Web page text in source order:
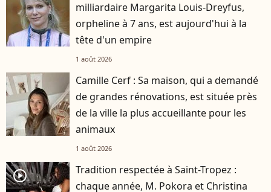
milliardaire Margarita Louis-Dreyfus,
orpheline à 7 ans, est aujourd'hui à la
tête d'un empire
1 août 2026
Camille Cerf : Sa maison, qui a demandé
de grandes rénovations, est située près
de la ville la plus accueillante pour les
animaux
1 août 2026
player2
Tradition respectée à Saint-Tropez :
chaque année, M. Pokora et Christina